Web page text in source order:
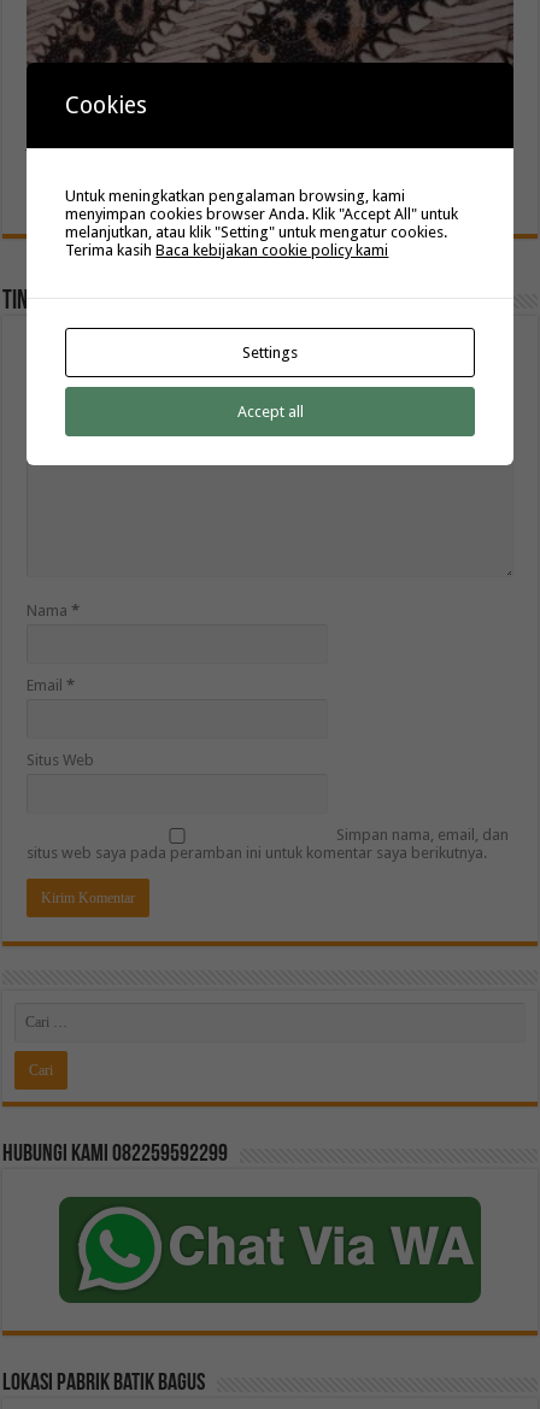
Maret 18, 2021
Tinggalkan Balasan
Alamat email Anda tidak akan dipublikasikan.
Nama*
Email*
Situs Web
Simpan nama, email, dan
situs web saya pada peramban ini untuk komentar saya berikutnya.
Hubungi kami 082259592299
Lokasi Pabrik Batik Bagus
Cookies
Untuk meningkatkan pengalaman browsing, kami
menyimpan cookies browser Anda. Klik "Accept All" untuk
melanjutkan, atau klik "Setting" untuk mengatur cookies.
Terima kasihBaca kebijakan cookie policy kami
Settings
Accept all